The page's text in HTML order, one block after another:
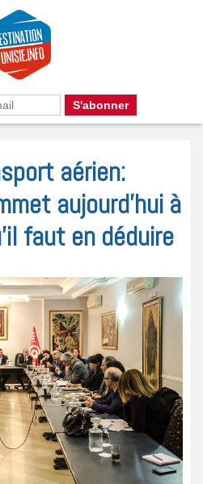
aérien:
aujourd’hui à
faut en déduire